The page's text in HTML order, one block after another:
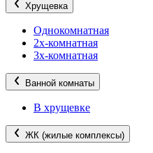
Хрущевка
Однокомнатная
2х-комнатная
3х-комнатная
Ванной комнаты
В хрущевке
ЖК (жилые комплексы)